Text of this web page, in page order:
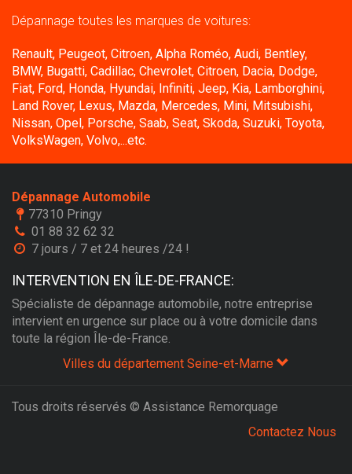
Dépannage toutes les marques de voitures:
Renault, Peugeot, Citroen, Alpha Roméo, Audi, Bentley,
BMW, Bugatti, Cadillac, Chevrolet, Citroen, Dacia, Dodge,
Fiat, Ford, Honda, Hyundai, Infiniti, Jeep, Kia, Lamborghini,
Land Rover, Lexus, Mazda, Mercedes, Mini, Mitsubishi,
Nissan, Opel, Porsche, Saab, Seat, Skoda, Suzuki, Toyota,
VolksWagen, Volvo,...etc.
Dépannage Automobile
77310 Pringy
01 88 32 62 32
7 jours / 7 et 24 heures /24 !
INTERVENTION EN ÎLE-DE-FRANCE:
Spécialiste de dépannage automobile, notre entreprise
intervient en urgence sur place ou à votre domicile dans
toute la région Île-de-France.
Villes du département Seine-et-Marne
Tous droits réservés © Assistance Remorquage
Contactez Nous